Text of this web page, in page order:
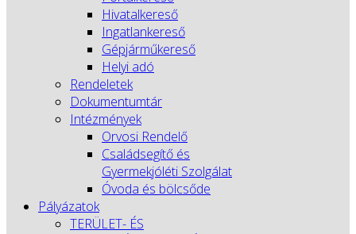
Hivatalkereső
Ingatlankereső
Gépjárműkereső
Helyi adó
Rendeletek
Dokumentumtár
Intézmények
Orvosi Rendelő
Családsegítő és
Gyermekjóléti Szolgálat
Óvoda és bölcsőde
Pályázatok
TERÜLET- ÉS